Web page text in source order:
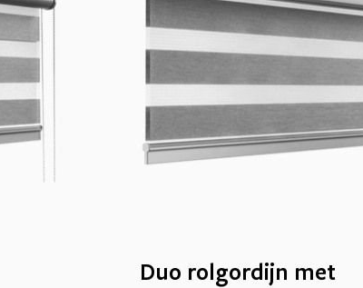
Duo rolgordijn met